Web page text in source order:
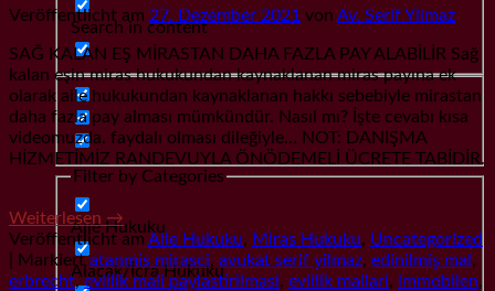
Search in content
Filter by Categories
Aile Hukuku
Alacak/İcra Hukuku
Veröffentlicht am 27. Dezember 2021 von Av. Serif Yilmaz
SAĞ KALAN EŞ MİRASTAN DAHA FAZLA PAY ALABİLİR Sağ
kalan eşin miras hukukundan kaynaklanan miras payına ek
olarak aile hukukundan kaynaklanan hakkı sebebiyle mirastan
daha fazla pay alması mümkündür. Nasıl mı? İşte cevabı kısa
videomuzda. faydalı olması dileğiyle… NOT: DANIŞMA
HİZMETİMİZ RANDEVUYLA ÖNÖDEMELİ ÜCRETE TABİDİR.
Weiterlesen →
Veröffentlicht am Aile Hukuku, Miras Hukuku, Uncategorized
Markiertatanmis mirasci, avukat serif yilmaz, edinilmiş mal ,
erbrecht,evlilik mali paylastirilmasi, evlilik mallari, immobilen,